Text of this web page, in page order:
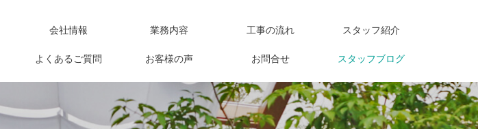
会社情報 業務内容 工事の流れ スタッフ紹介
よくあるご質問 お客様の声 お問合せ スタッフブログ